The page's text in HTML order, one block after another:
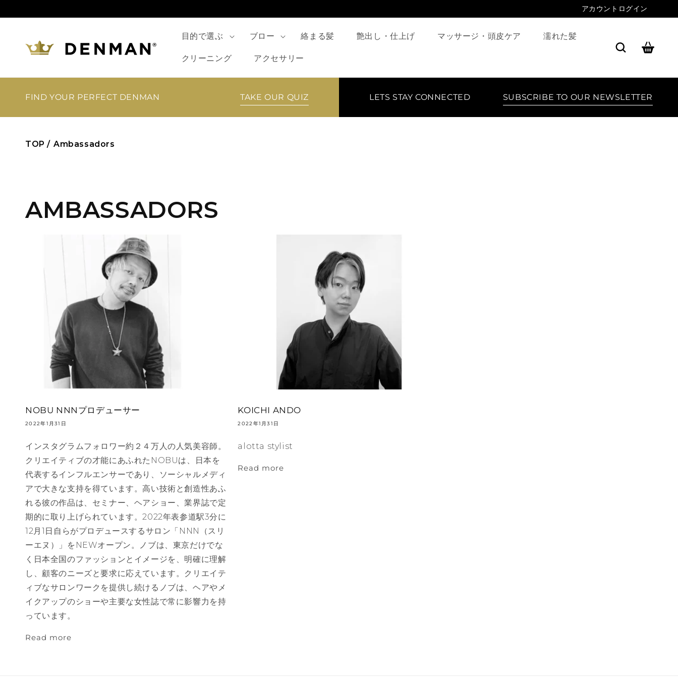
進む
アカウントログイン
目的で選ぶ ブロー 絡まる髪 艶出し・仕上げ マッサージ・頭皮ケア 濡れた髪
クリーニング アクセサリー
ー
FIND YOUR PERFECT DENMAN TAKE OUR QUIZ LETS STAY CONNECTED SUBSCRIBE TO OUR NEWSLETTER
TOP / Ambassadors
AMBASSADORS
NOBU NNNプロデューサー
2022年1月31日
インスタグラムフォロワー約２４万人の人気美容師。
クリエイティブの才能にあふれたNOBUは、日本を
代表するインフルエンサーであり、ソーシャルメディ
アで大きな支持を得ています。高い技術と創造性あふ
れる彼の作品は、セミナー、ヘアショー、業界誌で定
期的に取り上げられています。2022年表参道駅3分に
12月1日自らがプロデュースするサロン「NNN（スリ
ーエヌ）」をNEWオープン。ノブは、東京だけでな
く日本全国のファッションとイメージを、明確に理解
し、顧客のニーズと要求に応えています。クリエイテ
ィブなサロンワークを提供し続けるノブは、ヘアやメ
イクアップのショーや主要な女性誌で常に影響力を持
っています。
Read more
KOICHI ANDO
2022年1月31日
alotta stylist
Read more